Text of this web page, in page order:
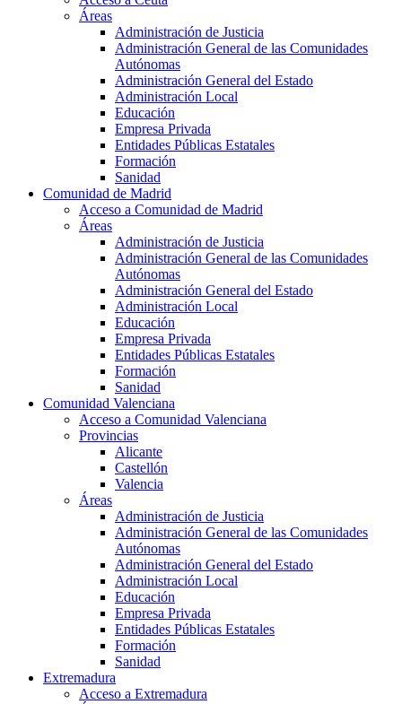
Áreas
Administración de Justicia
Administración General de las Comunidades
Autónomas
Administración General del Estado
Administración Local
Educación
Empresa Privada
Entidades Públicas Estatales
Formación
Sanidad
Comunidad de Madrid
Acceso a Comunidad de Madrid
Áreas
Administración de Justicia
Administración General de las Comunidades
Autónomas
Administración General del Estado
Administración Local
Educación
Empresa Privada
Entidades Públicas Estatales
Formación
Sanidad
Comunidad Valenciana
Acceso a Comunidad Valenciana
Provincias
Alicante
Castellón
Valencia
Áreas
Administración de Justicia
Administración General de las Comunidades
Autónomas
Administración General del Estado
Administración Local
Educación
Empresa Privada
Entidades Públicas Estatales
Formación
Sanidad
Extremadura
Acceso a Extremadura